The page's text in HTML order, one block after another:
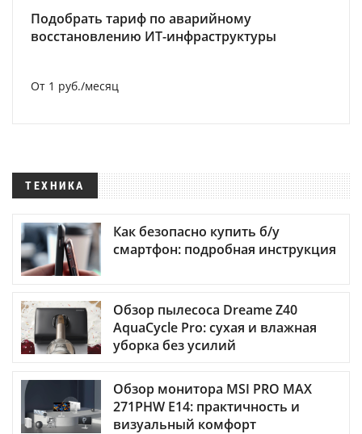
Подобрать тариф по аварийному
восстановлению ИТ-инфраструктуры
От 1 руб./месяц
ТЕХНИКА
Как безопасно купить б/у
смартфон: подробная инструкция
Обзор пылесоса Dreame Z40
AquaCycle Pro: сухая и влажная
уборка без усилий
Обзор монитора MSI PRO MAX
271PHW E14: практичность и
визуальный комфорт